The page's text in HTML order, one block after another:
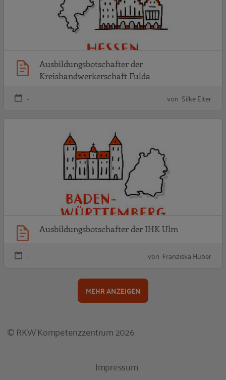
Ausbildungsbotschafter der
Kreishandwerkerschaft Fulda
- von Silke Eiter
Ausbildungsbotschafter der IHK Ulm
- von Franziska Huber
MEHR ANZEIGEN
© RKW Kompetenzzentrum 2026
Impressum